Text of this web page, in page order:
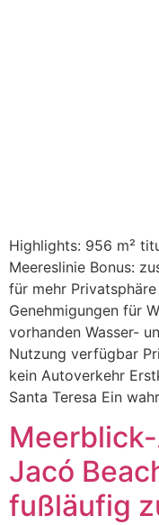
Highlights: 956 m²
Meereslinie Bonus:
für mehr
Genehmigungen für
vorhanden Wasser-
Nutzung verfügbar
kein Autoverkehr
Santa Teresa Ein
Jacó
fußläufig